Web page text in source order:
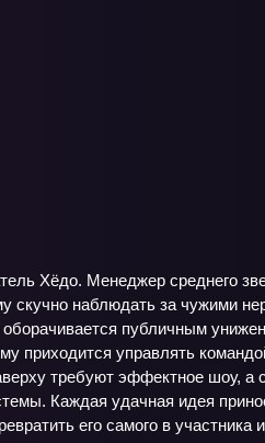
Хёдо. Менеджер среднего
скучно наблюдать за чужими
публичным
приходится управлять
требуют эффектное шоу, а
Каждая удачная идея
его самого в участника